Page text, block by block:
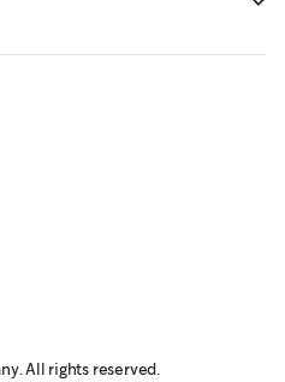
All rights reserved.